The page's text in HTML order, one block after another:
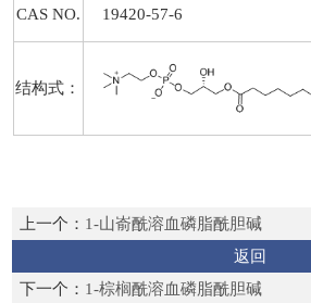
CAS NO. 19420-57-6
结构式：
上一个： 1-山嵛酰溶血磷脂酰胆碱
返回
下一个： 1-棕榈酰溶血磷脂酰胆碱